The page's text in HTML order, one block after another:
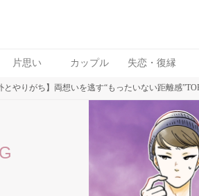
片思い カップル 失恋・復縁
とやりがち】両想いを逃す“もったいない距離感